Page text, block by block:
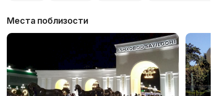
Места поблизости